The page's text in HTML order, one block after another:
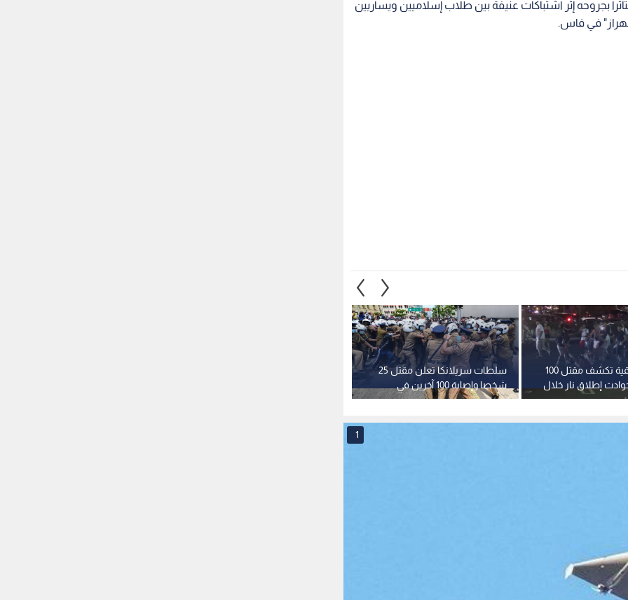
بجروحه إثر اشتباكات عنيفة بين طلاب إسلاميين ويساريين
سلطات سريلانكا تعلن مقتل 25
شخصا وإصابة 100 آخرين في
اضطرابات سجن نيغومبو
منظمة حقوقية تكشف مقتل 100
إطلاق نار خلال
الأمريكي
1